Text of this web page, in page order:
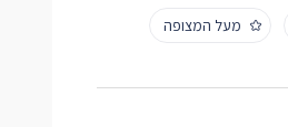
מעל המצופה